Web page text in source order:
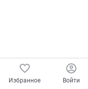
Избранное Войти